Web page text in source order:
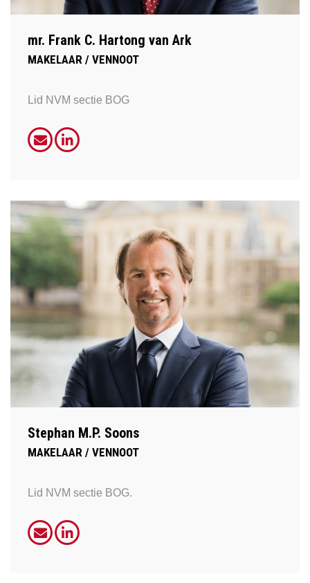
mr. Frank C. Hartong van Ark
MAKELAAR / VENNOOT
Lid NVM sectie BOG
Stephan M.P. Soons
MAKELAAR / VENNOOT
Lid NVM sectie BOG.